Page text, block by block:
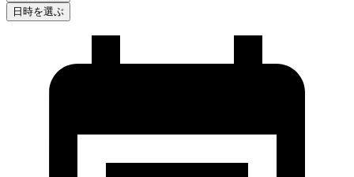
日時を選ぶ